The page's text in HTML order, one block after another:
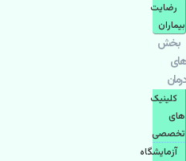
رضایت
بیماران
بخش
های
درمان
کلینیک
های
تخصصی
آزمایشگاه